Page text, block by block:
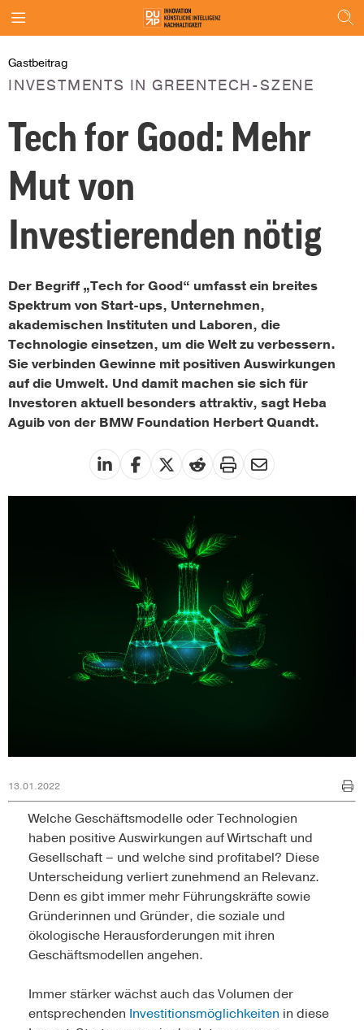
Gastbeitrag
INVESTMENTS IN GREENTECH-SZENE
Tech for Good: Mehr
Mut von
Investierenden nötig
Der Begriff „Tech for Good“ umfasst ein breites
Spektrum von Start-ups, Unternehmen,
akademischen Instituten und Laboren, die
Technologie einsetzen, um die Welt zu verbessern.
Sie verbinden Gewinne mit positiven Auswirkungen
auf die Umwelt. Und damit machen sie sich für
Investoren aktuell besonders attraktiv, sagt Heba
Aguib von der BMW Foundation Herbert Quandt.
13.01.2022
Welche Geschäftsmodelle oder Technologien
haben positive Auswirkungen auf Wirtschaft und
Gesellschaft – und welche sind profitabel? Diese
Unterscheidung verliert zunehmend an Relevanz.
Denn es gibt immer mehr Führungskräfte sowie
Gründerinnen und Gründer, die soziale und
ökologische Herausforderungen mit ihren
Geschäftsmodellen angehen.
Immer stärker wächst auch das Volumen der
entsprechenden Investitionsmöglichkeiten in diese